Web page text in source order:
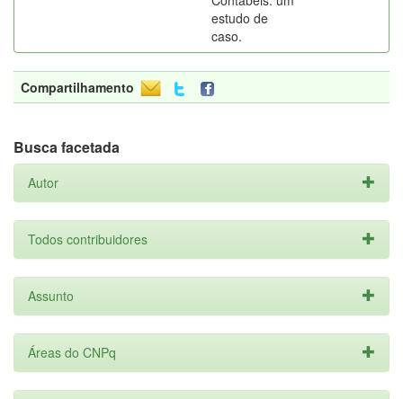
estudo de
caso.
Compartilhamento
Busca facetada
Autor
Todos contribuidores
Assunto
Áreas do CNPq